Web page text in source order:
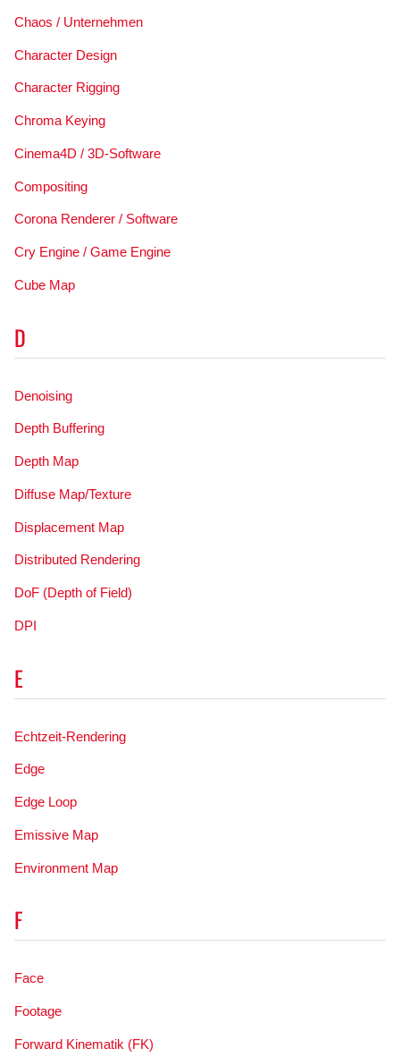
Chaos / Unternehmen
Character Design
Character Rigging
Chroma Keying
Cinema4D / 3D-Software
Compositing
Corona Renderer / Software
Cry Engine / Game Engine
Cube Map
D
Denoising
Depth Buffering
Depth Map
Diffuse Map/Texture
Displacement Map
Distributed Rendering
DoF (Depth of Field)
DPI
E
Echtzeit-Rendering
Edge
Edge Loop
Emissive Map
Environment Map
F
Face
Footage
Forward Kinematik (FK)